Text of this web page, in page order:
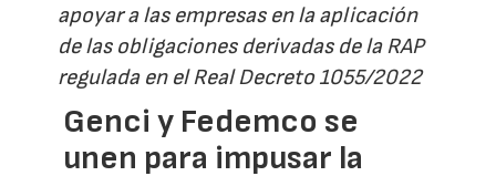
apoyar a las empresas en la aplicación
de las obligaciones derivadas de la RAP
regulada en el Real Decreto 1055/2022
Genci y Fedemco se
unen para impusar la